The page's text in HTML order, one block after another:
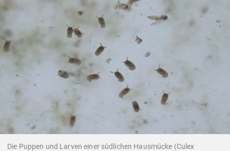
Die Puppen und Larven einer südlichen Hausmücke (Culex